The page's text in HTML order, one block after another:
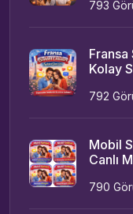
793
Fransa
Kolay
792
Mobil
Canlı
790